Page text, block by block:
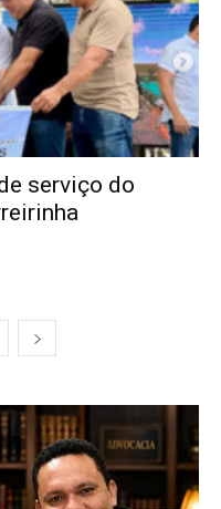
serviço do